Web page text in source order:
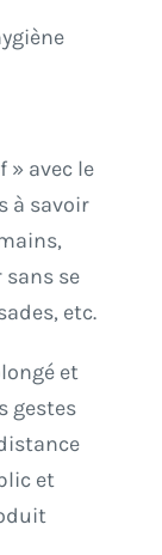
» avec le
à savoir
sans se
etc.
et
gestes
et